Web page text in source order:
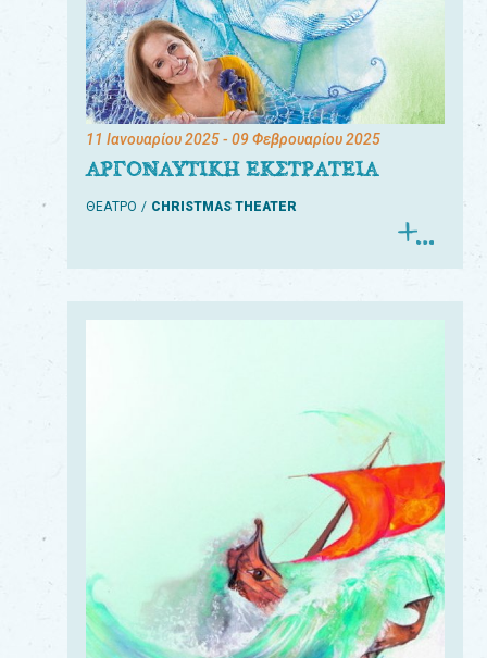
11 Ιανουαρίου 2025- 09 Φεβρουαρίου 2025
ΑΡΓΟΝΑΥΤΙΚΗ ΕΚΣΤΡΑΤΕΙΑ
ΘΕΑΤΡΟ CHRISTMAS THEATER